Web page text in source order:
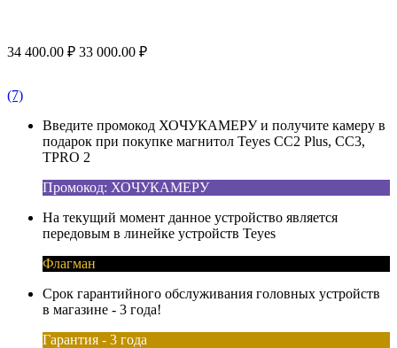
34 400.00 ₽ 33 000.00 ₽
(7)
Введите промокод ХОЧУКАМЕРУ и получите камеру в
подарок при покупке магнитол Teyes CC2 Plus, CC3,
TPRO 2
Промокод: ХОЧУКАМЕРУ
На текущий момент данное устройство является
передовым в линейке устройств Teyes
Флагман
Срок гарантийного обслуживания головных устройств
в магазине - 3 года!
Гарантия - 3 года